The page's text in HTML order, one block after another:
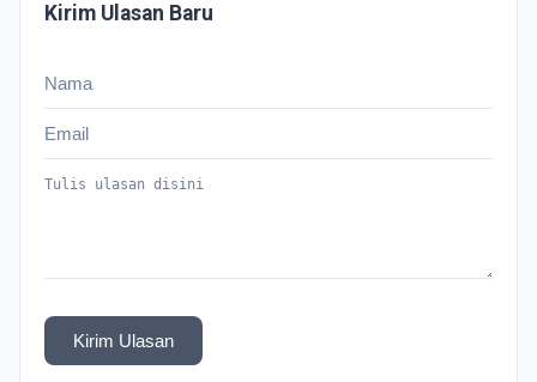
Kirim Ulasan Baru
Kirim Ulasan